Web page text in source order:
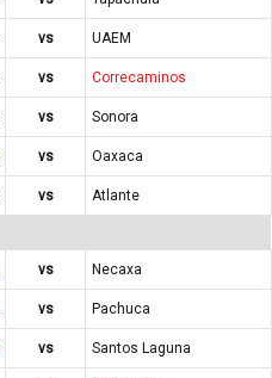
vs
UAEM
vs
Correcaminos
vs
Sonora
vs
Oaxaca
vs Atlante
vs
Necaxa
vs
Pachuca
vs
Santos Laguna